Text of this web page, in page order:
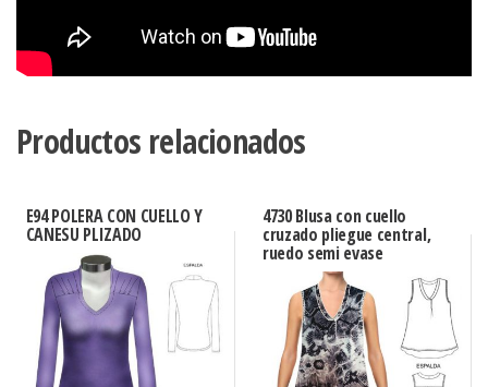
Productos relacionados
E94 POLERA CON CUELLO Y
CANESU PLIZADO
4730 Blusa con cuello
cruzado pliegue central,
ruedo semi evase